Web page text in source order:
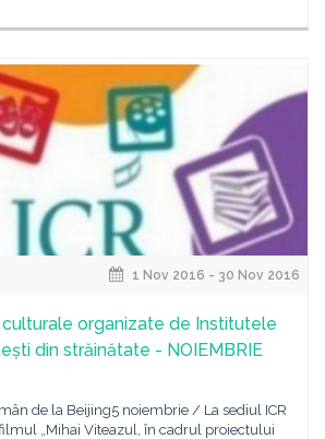
1 Nov 2016 - 30 Nov 2016
organizate de Institutele
din străinătate - NOIEMBRIE
de la Beijing5 noiembrie / La sediul ICR
„Mihai Viteazul, în cadrul proiectului